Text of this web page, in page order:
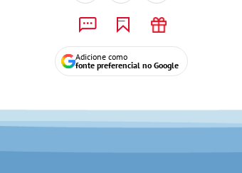
Adicione como
fonte preferencial no Google